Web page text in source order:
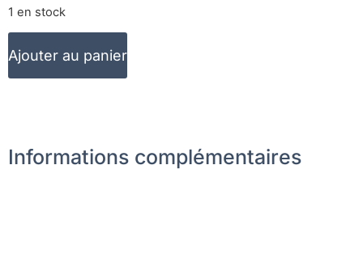
1 en stock
Ajouter au panier
Informations complémentaires